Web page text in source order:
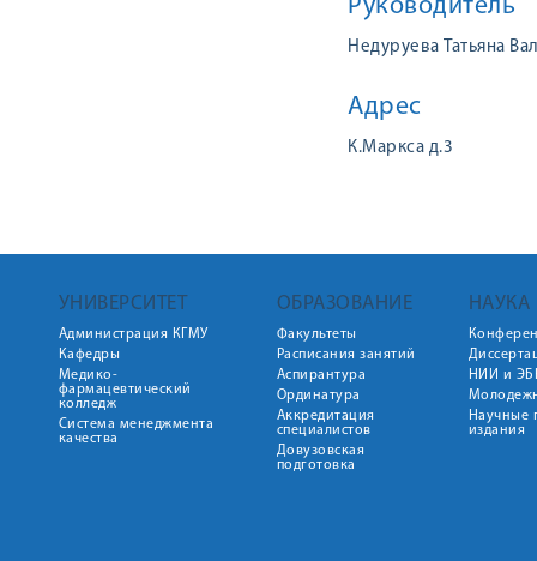
Руководитель
Недуруева Татьяна
Адрес
К.Маркса д.3
УНИВЕРСИТЕТ
Администрация КГМУ
Кафедры
Медико-
фармацевтический
колледж
Система менеджмента
качества
ОБРАЗОВАНИЕ
Факультеты
Расписания занятий
Аспирантура
Ординатура
Аккредитация
специалистов
Довузовская
подготовка
НАУКА
НИИ и
Научные
издания